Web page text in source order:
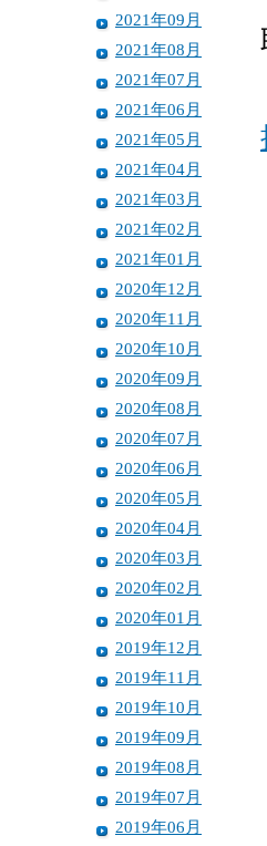
2021年09月
2021年08月
2021年07月
2021年06月
2021年05月
2021年04月
2021年03月
2021年02月
2021年01月
2020年12月
2020年11月
2020年10月
2020年09月
2020年08月
2020年07月
2020年06月
2020年05月
2020年04月
2020年03月
2020年02月
2020年01月
2019年12月
2019年11月
2019年10月
2019年09月
2019年08月
2019年07月
2019年06月